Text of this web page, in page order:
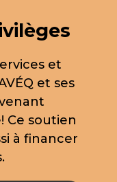
et
et ses
Ce soutien
à financer